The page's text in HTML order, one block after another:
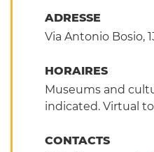
ADRESSE
Via Antonio Bosio,
HORAIRES
Museums and
indicated. Virtual
CONTACTS